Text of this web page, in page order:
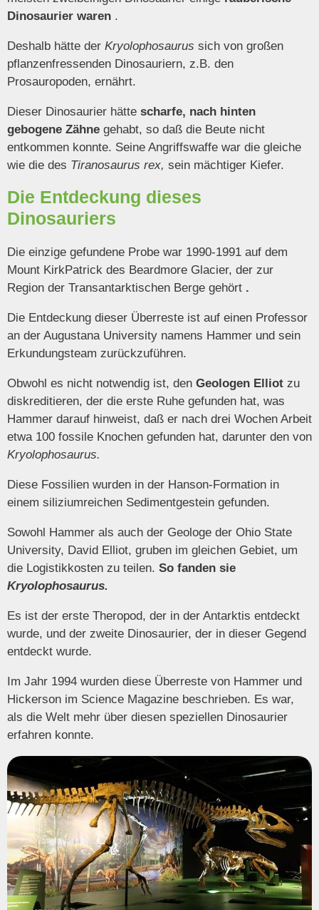
Dinosaurier waren .
Deshalb hätte der Kryolophosaurus sich von großen
pflanzenfressenden Dinosauriern, z.B. den
Prosauropoden, ernährt.
Dieser Dinosaurier hätte scharfe, nach hinten
gebogene Zähne gehabt, so daß die Beute nicht
entkommen konnte. Seine Angriffswaffe war die gleiche
wie die des Tiranosaurus rex, sein mächtiger Kiefer.
Die Entdeckung dieses
Dinosauriers
Die einzige gefundene Probe war 1990-1991 auf dem
Mount KirkPatrick des Beardmore Glacier, der zur
Region der Transantarktischen Berge gehört .
Die Entdeckung dieser Überreste ist auf einen Professor
an der Augustana University namens Hammer und sein
Erkundungsteam zurückzuführen.
Obwohl es nicht notwendig ist, den Geologen Elliot zu
diskreditieren, der die erste Ruhe gefunden hat, was
Hammer darauf hinweist, daß er nach drei Wochen Arbeit
etwa 100 fossile Knochen gefunden hat, darunter den von
Kryolophosaurus.
Diese Fossilien wurden in der Hanson-Formation in
einem siliziumreichen Sedimentgestein gefunden.
Sowohl Hammer als auch der Geologe der Ohio State
University, David Elliot, gruben im gleichen Gebiet, um
die Logistikkosten zu teilen. So fanden sie
Kryolophosaurus.
Es ist der erste Theropod, der in der Antarktis entdeckt
wurde, und der zweite Dinosaurier, der in dieser Gegend
entdeckt wurde.
Im Jahr 1994 wurden diese Überreste von Hammer und
Hickerson im Science Magazine beschrieben. Es war,
als die Welt mehr über diesen speziellen Dinosaurier
erfahren konnte.